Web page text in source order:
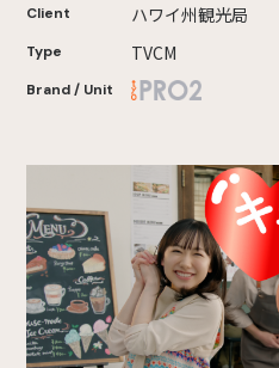
Client ハワイ州観光局
Type TVCM
Brand / Unit